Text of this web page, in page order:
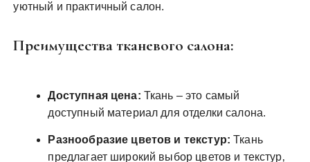
уютный и практичный салон.
Преимущества тканевого салона:
Доступная цена: Ткань – это самый
доступный материал для отделки салона.
Разнообразие цветов и текстур: Ткань
предлагает широкий выбор цветов и текстур‚